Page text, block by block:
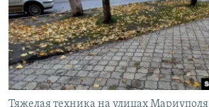
Тяжелая техника на улицах Мариуполя